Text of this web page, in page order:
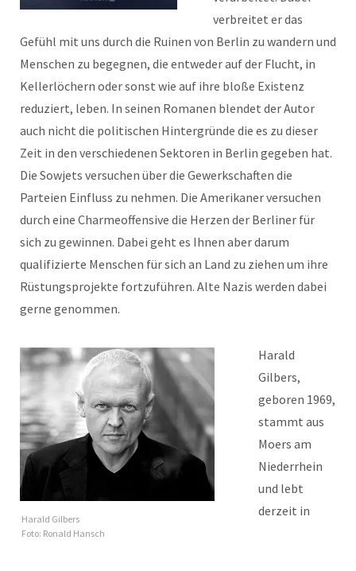
verbreitet er das
Gefühl mit uns durch die Ruinen von Berlin zu wandern und
Menschen zu begegnen, die entweder auf der Flucht, in
Kellerlöchern oder sonst wie auf ihre bloße Existenz
reduziert, leben. In seinen Romanen blendet der Autor
auch nicht die politischen Hintergründe die es zu dieser
Zeit in den verschiedenen Sektoren in Berlin gegeben hat.
Die Sowjets versuchen über die Gewerkschaften die
Parteien Einfluss zu nehmen. Die Amerikaner versuchen
durch eine Charmeoffensive die Herzen der Berliner für
sich zu gewinnen. Dabei geht es Ihnen aber darum
qualifizierte Menschen für sich an Land zu ziehen um ihre
Rüstungsprojekte fortzuführen. Alte Nazis werden dabei
gerne genommen.
Harald Gilbers
Foto: Ronald Hansch
Harald
Gilbers,
geboren 1969,
stammt aus
Moers am
Niederrhein
und lebt
derzeit in